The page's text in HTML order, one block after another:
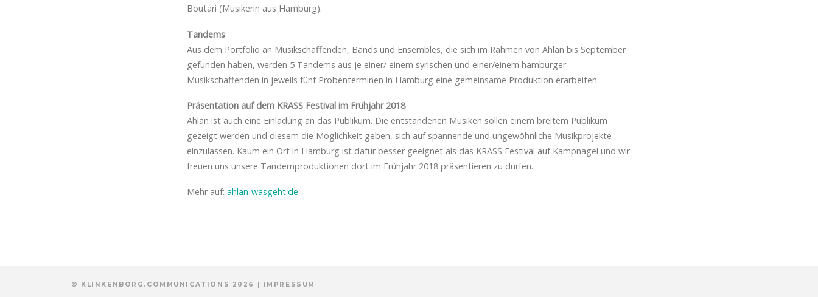
Boutari (Musikerin aus Hamburg).
Tandems
Aus dem Portfolio an Musikschaffenden, Bands und Ensembles, die sich im Rahmen von Ahlan bis September
gefunden haben, werden 5 Tandems aus je einer/ einem syrischen und einer/einem hamburger
Musikschaffenden in jeweils fünf Probenterminen in Hamburg eine gemeinsame Produktion erarbeiten.
Präsentation auf dem KRASS Festival im Frühjahr 2018
Ahlan ist auch eine Einladung an das Publikum. Die entstandenen Musiken sollen einem breitem Publikum
gezeigt werden und diesem die Möglichkeit geben, sich auf spannende und ungewöhnliche Musikprojekte
einzulassen. Kaum ein Ort in Hamburg ist dafür besser geeignet als das KRASS Festival auf Kampnagel und wir
freuen uns unsere Tandemproduktionen dort im Frühjahr 2018 präsentieren zu dürfen.
Mehr auf: ahlan-wasgeht.de
© KLINKENBORG.COMMUNICATIONS 2026 | IMPRESSUM